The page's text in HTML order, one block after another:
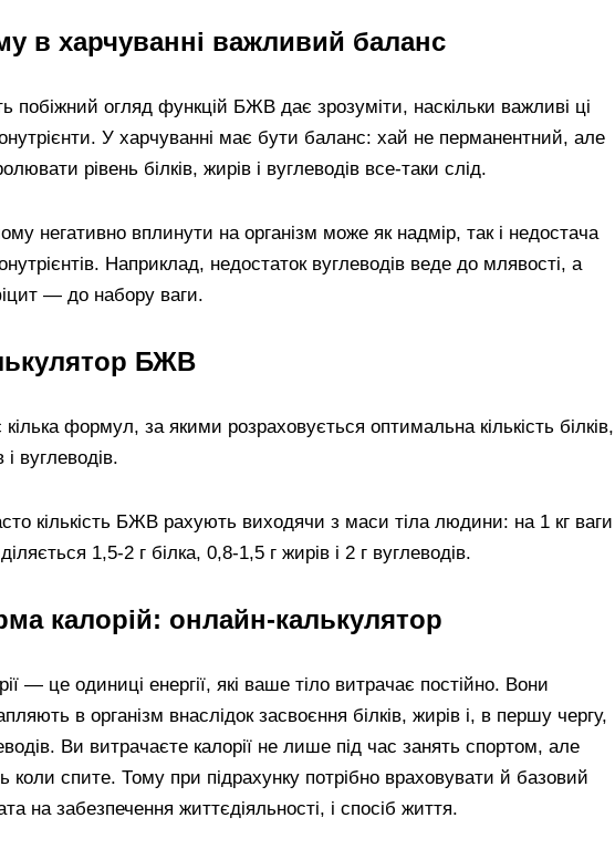
в харчуванні важливий баланс
побіжний огляд функцій БЖВ дає зрозуміти, наскільки важливі ці
У харчуванні має бути баланс: хай не перманентний, але
рівень білків, жирів і вуглеводів все-таки слід.
негативно вплинути на організм може як надмір, так і недостача
Наприклад, недостаток вуглеводів веде до млявості, а
— до набору ваги.
БЖВ
кілька формул, за якими розраховується оптимальна кількість білків,
і вуглеводів.
кількість БЖВ рахують виходячи з маси тіла людини: на 1 кг ваги
1,5-2 г білка, 0,8-1,5 г жирів і 2 г вуглеводів.
калорій: онлайн-калькулятор
— це одиниці енергії, які ваше тіло витрачає постійно. Вони
в організм внаслідок засвоєння білків, жирів і, в першу чергу,
Ви витрачаєте калорії не лише під час занять спортом, але
коли спите. Тому при підрахунку потрібно враховувати й базовий
на забезпечення життєдіяльності, і спосіб життя.